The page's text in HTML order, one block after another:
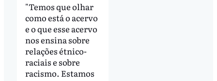
"Temos que olhar
como está o acervo
e o que esse acervo
nos ensina sobre
relações étnico-
raciais e sobre
racismo. Estamos